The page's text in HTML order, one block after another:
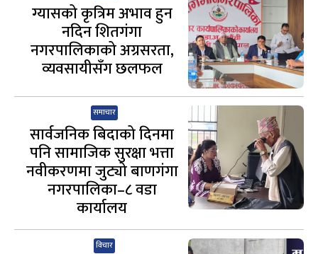
ग्यासको कृत्रिम अभाव हुन
नदिन शितगंगा
नगरपालिकाको अग्रसरता,
व्यवसायीसँग छलफल
समाचार
सार्वजनिक बिदाको दिनमा
पनि सामाजिक सुरक्षा भत्ता
नवीकरणमा जुट्यो बाणगंगा
नगरपालिका–८ वडा
कार्यालय
विचार